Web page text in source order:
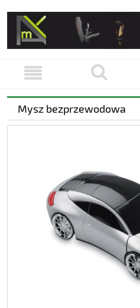
Mysz bezprzewodowa